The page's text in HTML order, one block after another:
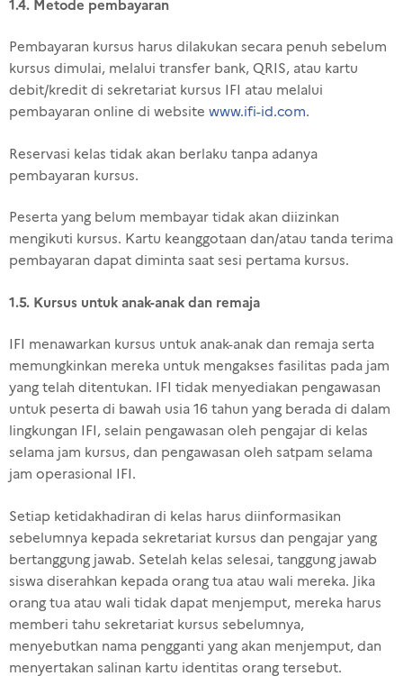
1.4. Metode pembayaran
Pembayaran kursus harus dilakukan secara penuh sebelum
kursus dimulai, melalui transfer bank, QRIS, atau kartu
debit/kredit di sekretariat kursus IFI atau melalui
pembayaran online di website www.ifi-id.com.
Reservasi kelas tidak akan berlaku tanpa adanya
pembayaran kursus.
Peserta yang belum membayar tidak akan diizinkan
mengikuti kursus. Kartu keanggotaan dan/atau tanda terima
pembayaran dapat diminta saat sesi pertama kursus.
1.5. Kursus untuk anak-anak dan remaja
IFI menawarkan kursus untuk anak-anak dan remaja serta
memungkinkan mereka untuk mengakses fasilitas pada jam
yang telah ditentukan. IFI tidak menyediakan pengawasan
untuk peserta di bawah usia 16 tahun yang berada di dalam
lingkungan IFI, selain pengawasan oleh pengajar di kelas
selama jam kursus, dan pengawasan oleh satpam selama
jam operasional IFI.
Setiap ketidakhadiran di kelas harus diinformasikan
sebelumnya kepada sekretariat kursus dan pengajar yang
bertanggung jawab. Setelah kelas selesai, tanggung jawab
siswa diserahkan kepada orang tua atau wali mereka. Jika
orang tua atau wali tidak dapat menjemput, mereka harus
memberi tahu sekretariat kursus sebelumnya,
menyebutkan nama pengganti yang akan menjemput, dan
menyertakan salinan kartu identitas orang tersebut.